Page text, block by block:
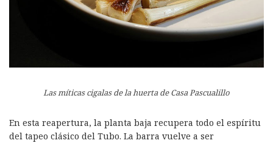
Las míticas cigalas de la huerta de Casa Pascualillo
En esta reapertura, la planta baja recupera todo el espíritu
del tapeo clásico del Tubo. La barra vuelve a ser